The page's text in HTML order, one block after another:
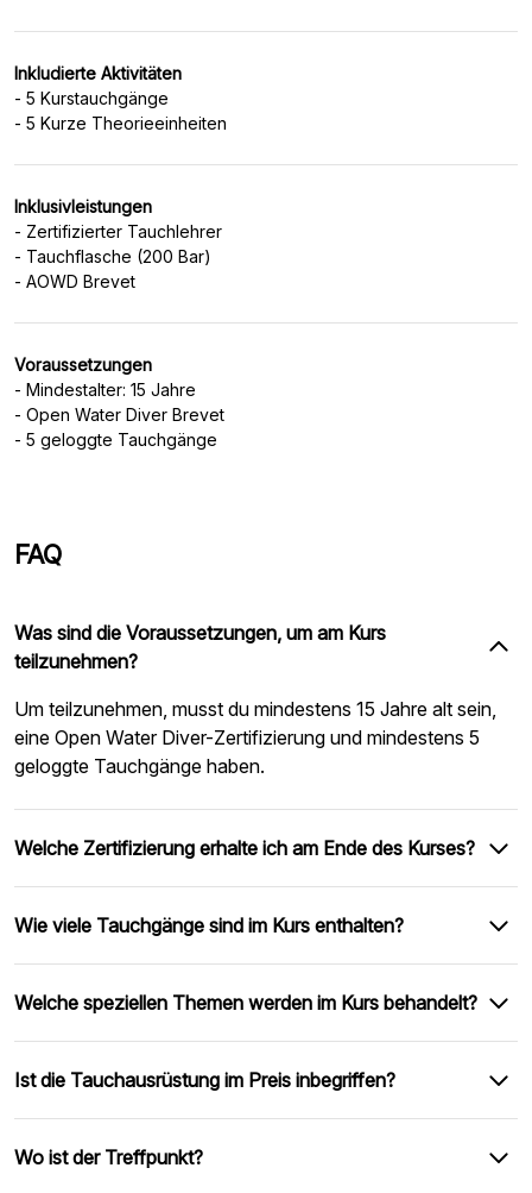
Inkludierte Aktivitäten
- 5 Kurstauchgänge
Inklusivleistungen
- Zertifizierter Tauchlehrer
- Tauchflasche (200 Bar)
Voraussetzungen
- Mindestalter: 15 Jahre
- Open Water Diver Brevet
- 5 geloggte Tauchgänge
FAQ
Was sind die Voraussetzungen, um am Kurs
teilzunehmen?
Um teilzunehmen, musst du mindestens 15 Jahre alt sein,
eine Open Water Diver-Zertifizierung und mindestens 5
geloggte Tauchgänge haben.
Welche Zertifizierung erhalte ich am Ende des Kurses?
Wie viele Tauchgänge sind im Kurs enthalten?
Welche speziellen Themen werden im Kurs behandelt?
Ist die Tauchausrüstung im Preis inbegriffen?
Wo ist der Treffpunkt?